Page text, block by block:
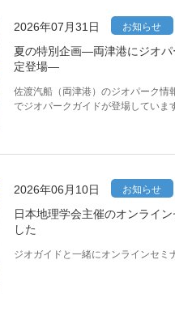
2026年07月31日 お知らせ
夏の特別企画―両津港にジオパ
定登場―
佐渡汽船（両津港）のジオパーク情
でジオパークガイドが登場していま
2026年06月10日 お知らせ
日本地理学会主催のオンライ
した
ジオガイドと一緒にオンラインセミ